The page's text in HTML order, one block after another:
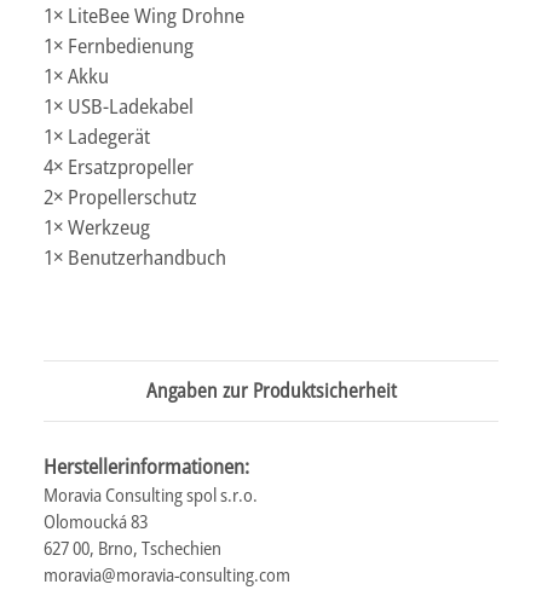
1× LiteBee Wing Drohne
1× Fernbedienung
1× Akku
1× USB-Ladekabel
1× Ladegerät
4× Ersatzpropeller
2× Propellerschutz
1× Werkzeug
1× Benutzerhandbuch
Angaben zur Produktsicherheit
Herstellerinformationen:
Moravia Consulting spol s.r.o.
Olomoucká 83
627 00, Brno, Tschechien
moravia@moravia-consulting.com